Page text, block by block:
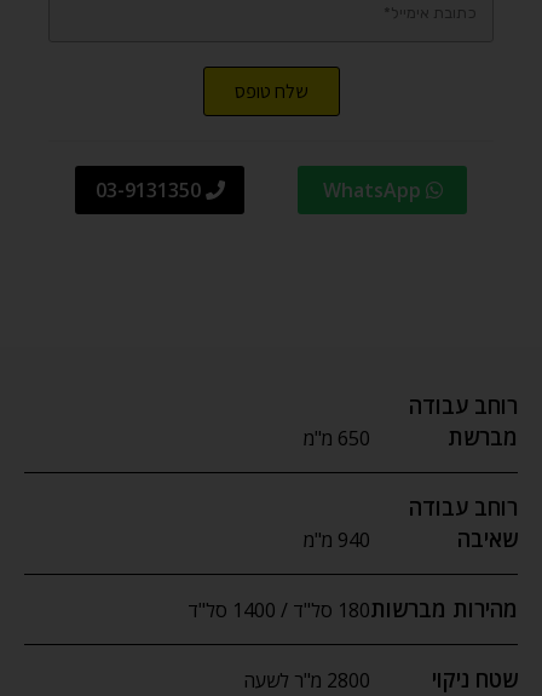
03-9131350
רוחב עבודה
מברשת
650 מ"מ
רוחב עבודה
שאיבה
940 מ"מ
מהירות מברשות180 סל"ד / 1400 סל"ד
שטח ניקוי 2800 מ"ר לשעה